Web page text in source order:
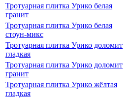
Тротуарная плитка Урико белая
гранит
Тротуарная плитка Урико белая
стоун-микс
Тротуарная плитка Урико доломит
гладкая
Тротуарная плитка Урико доломит
гранит
Тротуарная плитка Урико жёлтая
гладкая